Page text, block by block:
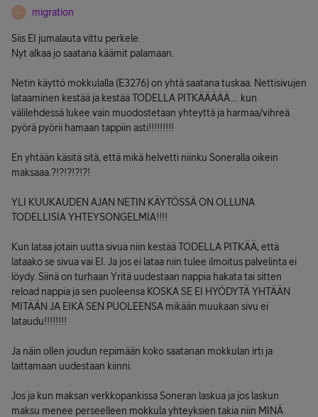
M migration
Siis EI jumalauta vittu perkele.
Nyt alkaa jo saatana käämit palamaan.
Netin käyttö mokkulalla (E3276) on yhtä saatana tuskaa. Nettisivujen
lataaminen kestää ja kestää TODELLA PITKÄÄÄÄÄ.... kun
välilehdessä lukee vain muodostetaan yhteyttä ja harmaa/vihreä
pyörä pyörii hamaan tappiin asti!!!!!!!!!
En yhtään käsitä sitä, että mikä helvetti niinku Soneralla oikein
maksaaa.?!?!?!?!?!
YLI KUUKAUDEN AJAN NETIN KÄYTÖSSÄ ON OLLUNA
TODELLISIA YHTEYSONGELMIA!!!!
Kun lataa jotain uutta sivua niin kestää TODELLA PITKÄÄ, että
lataako se sivua vai EI. Ja jos ei lataa niin tulee ilmoitus palvelinta ei
löydy. Siinä on turhaan Yritä uudestaan nappia hakata tai sitten
reload nappia ja sen puoleensa KOSKA SE EI HYÖDYTÄ YHTÄÄN
MITÄÄN JA EIKÄ SEN PUOLEENSA mikään muukaan sivu ei
lataudu!!!!!!!!
Ja näin ollen joudun repimään koko saatanan mokkulan irti ja
laittamaan uudestaan kiinni.
Jos ja kun maksan verkkopankissa Soneran laskua ja jos laskun
maksu menee perseelleen mokkula yhteyksien takia niin MINÄ